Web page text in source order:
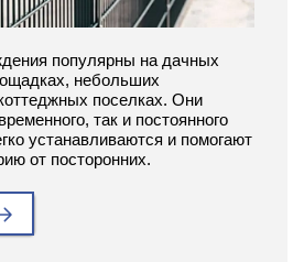
популярны на дачных
небольших
поселках. Они
так и постоянного
устанавливаются и помогают
от посторонних.